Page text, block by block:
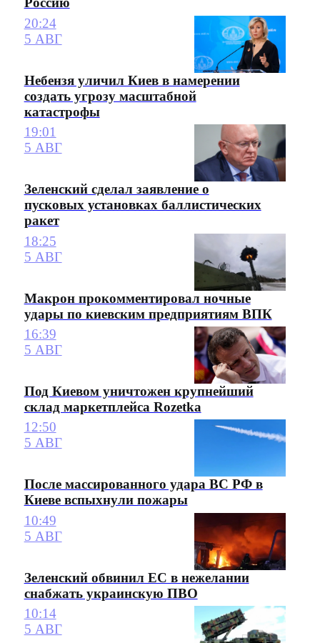
20:24
5 АВГ
Небензя уличил Киев в намерении
создать угрозу масштабной
катастрофы
19:01
5 АВГ
Зеленский сделал заявление о
пусковых установках баллистических
ракет
18:25
5 АВГ
Макрон прокомментировал ночные
удары по киевским предприятиям ВПК
16:39
5 АВГ
Под Киевом уничтожен крупнейший
склад маркетплейса Rozetka
12:50
5 АВГ
После массированного удара ВС РФ в
Киеве вспыхнули пожары
10:49
5 АВГ
Зеленский обвинил ЕС в нежелании
снабжать украинскую ПВО
10:14
5 АВГ